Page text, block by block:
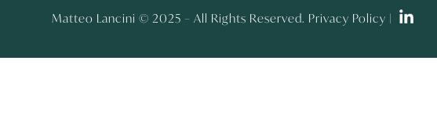
Matteo Lancini © 2025 – All Rights Reserved. Privacy Policy |